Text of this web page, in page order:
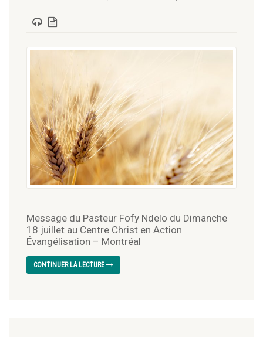
Message du Pasteur Fofy Ndelo du Dimanche
18 juillet au Centre Christ en Action
Évangélisation – Montréal
CONTINUER LA LECTURE